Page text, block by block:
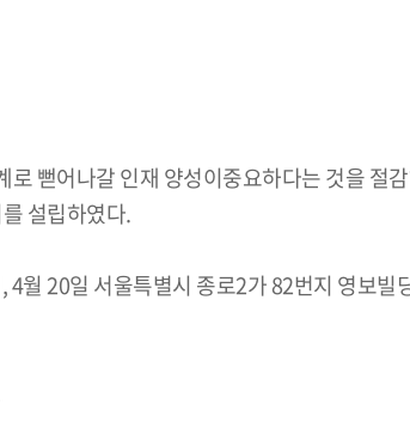
뻗어나갈 인재 양성이중요하다는 것을 절
설립하였다.
월 20일 서울특별시 종로2가 82번지 영보빌